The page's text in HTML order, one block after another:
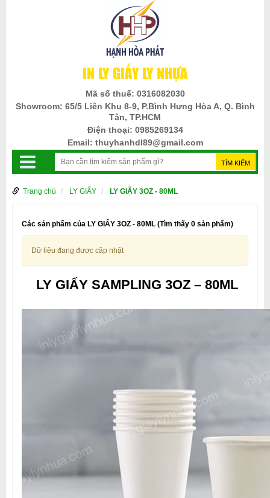
IN LY GIẤY LY NHỰA
Mã số thuế: 0316082030
Showroom: 65/5 Liên Khu 8-9, P.Bình Hưng Hòa A, Q. Bình
Tân, TP.HCM
Điện thoại: 0985269134
Email: thuyhanhdl89@gmail.com
Trang chủ LY GIẤY LY GIẤY 3OZ - 80ML
Các sản phẩm của LY GIẤY 3OZ - 80ML (Tìm thấy 0 sản phẩm)
Dữ liệu đang được cập nhật
LY GIẤY SAMPLING 3OZ – 80ML